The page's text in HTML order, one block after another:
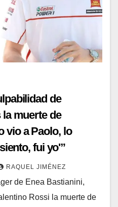
de
muerte de
vio a Paolo, lo
fui yo'”
RAQUEL JIMÉNEZ
de Enea Bastianini,
Rossi la muerte de